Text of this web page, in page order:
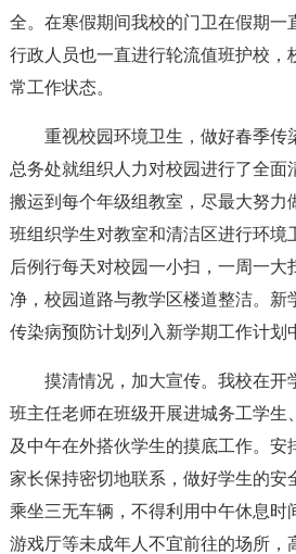
全。在寒假期间我校的门卫在假期一
行政人员也一直进行轮流值班护校，
常工作状态。
重视校园环境卫生，做好春季传
总务处就组织人力对校园进行了全面
搬运到每个年级组教室，尽最大努力
班组织学生对教室和清洁区进行环境
后例行每天对校园一小扫，一周一大
净，校园道路与教学区楼道整洁。新
传染病预防计划列入新学期工作计划
摸清情况，加大宣传。我校在开
班主任老师在班级开展进城务工学生
及中午在外搭伙学生的摸底工作。安
家长保持密切地联系，做好学生的安
乘坐三无车辆，不得利用中午休息时
游戏厅等未成年人不宜前往的场所，